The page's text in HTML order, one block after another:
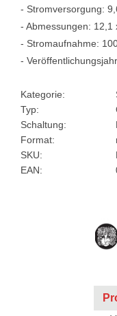
- Stromversorgung:
- Abmessungen: 12,1
- Stromaufnahme:
-
Kategorie:
Typ:
Schaltung:
Format:
SKU:
EAN: